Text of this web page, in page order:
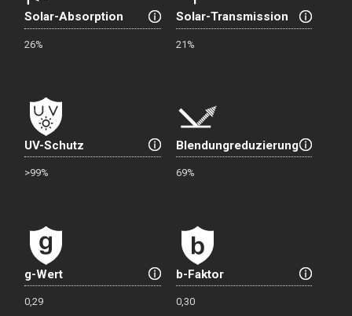
Solar-Absorption
26%
Solar-Transmission
21%
UV-Schutz
>99%
Blendungreduzierung
69%
g-Wert
0,29
b-Faktor
0,30